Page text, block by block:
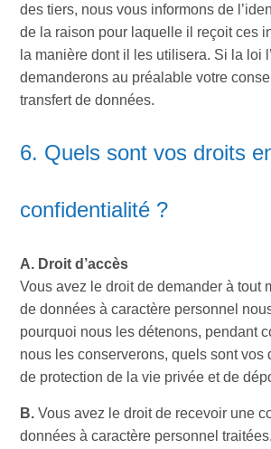
des tiers, nous vous informons de
de la raison pour laquelle il reçoit ces
la manière dont il les utilisera. Si la loi
demanderons au préalable votre
transfert de données.
6. Quels sont vos droits
confidentialité ?
A. Droit d’accès
Vous avez le droit de demander à tout
de données à caractère personnel
pourquoi nous les détenons, pendant
nous les conserverons, quels sont vos
de protection de la vie privée et de
B. Vous avez le droit de recevoir une
données à caractère personnel traitées.